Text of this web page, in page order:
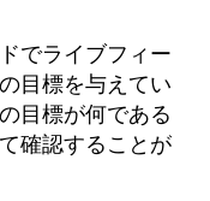
でライブフィー
目標を与えてい
目標が何である
確認することが